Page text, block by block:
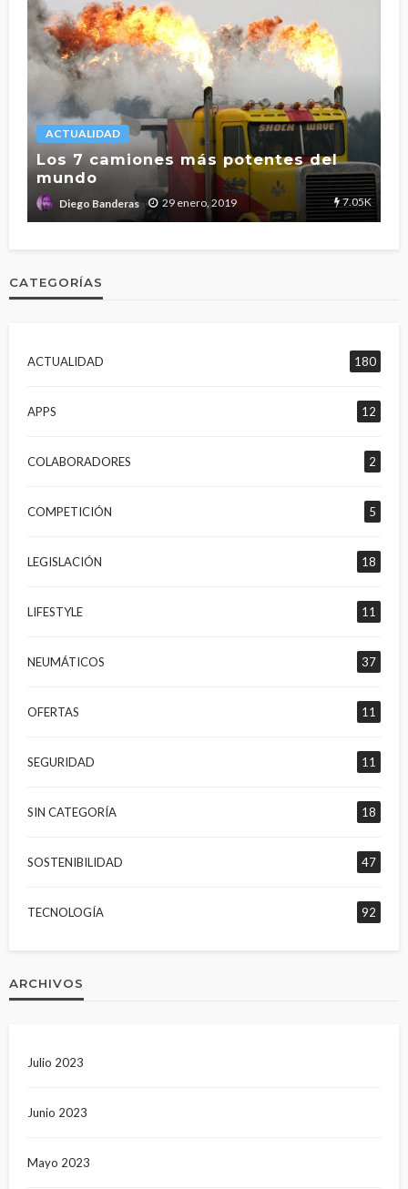
ACTUALIDAD
Los 7 camiones más potentes del
mundo
Diego Banderas 29 enero, 2019 7.05K
CATEGORÍAS
ACTUALIDAD 180
APPS 12
COLABORADORES 2
COMPETICIÓN 5
LEGISLACIÓN 18
LIFESTYLE 11
NEUMÁTICOS 37
OFERTAS 11
SEGURIDAD 11
SIN CATEGORÍA 18
SOSTENIBILIDAD 47
TECNOLOGÍA 92
ARCHIVOS
Julio 2023
Junio 2023
Mayo 2023